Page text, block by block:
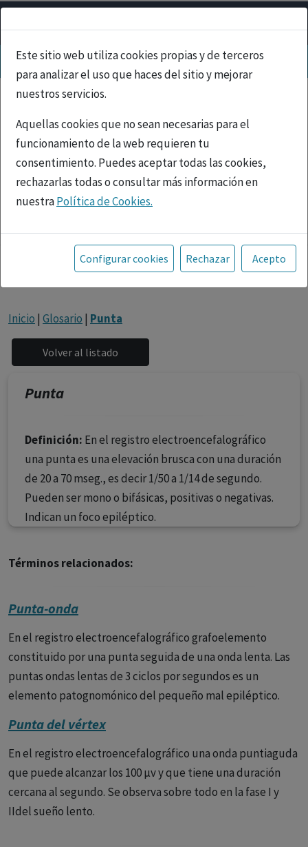
Este sitio web utiliza cookies propias y de terceros
para analizar el uso que haces del sitio y mejorar
nuestros servicios.
Aquellas cookies que no sean necesarias para el
funcionamiento de la web requieren tu
consentimiento. Puedes aceptar todas las cookies,
rechazarlas todas o consultar más información en
nuestraPolítica de Cookies.
Toda la información incluida en la Página Web está
referida a productos del mercado español y, por
tanto, dirigida a profesionales sanitarios legalmente
facultados para prescribir o dispensar medicamentos
fármacos se facilita a título meramente informativo,
siendo responsabilidad de los profesionales
facultados prescribir medicamentos y decidir, en cada
caso concreto, el tratamiento más adecuado a las
Configurar cookies Rechazar Acepto
Inicio | Glosario | Punta
Punta
Definición: En el registro electroencefalográfico
una punta es una elevación brusca con una duración
de 20 a 70 mseg., es decir 1/50 a 1/14 de segundo.
Pueden ser mono o bifásicas, positivas o negativas.
Indican un foco epiléptico.
Términos relacionados:
Punta-onda
En el registro electroencefalográfico grafoelemento
constituido por una punta seguida de una onda lenta. Las
puntas ondas lentas de 3 ciclos por segundos es un
elemento patognomónico del pequeño mal epiléptico.
Punta del vértex
En el registro electroencefalográfico una onda puntiaguda
que puede alcanzar los 100 µv y que tiene una duración
cercana al segundo. Se observa sobre todo en la fase I y
IIdel sueño lento.